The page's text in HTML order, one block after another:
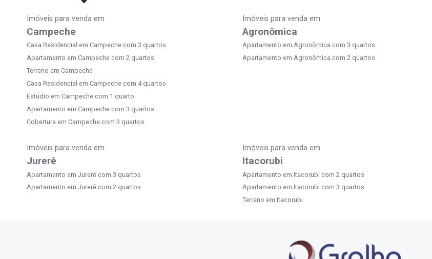
Imóveis para venda em
Campeche
Casa Residencial em Campeche com 3 quartos
Apartamento em Campeche com 2 quartos
Terreno em Campeche
Casa Residencial em Campeche com 4 quartos
Estúdio em Campeche com 1 quarto
Apartamento em Campeche com 3 quartos
Cobertura em Campeche com 3 quartos
Imóveis para venda em
Agronômica
Apartamento em Agronômica com 3 quartos
Apartamento em Agronômica com 2 quartos
Imóveis para venda em
Jurerê
Apartamento em Jurerê com 3 quartos
Apartamento em Jurerê com 2 quartos
Imóveis para venda em
Itacorubi
Apartamento em Itacorubi com 2 quartos
Apartamento em Itacorubi com 3 quartos
Terreno em Itacorubi